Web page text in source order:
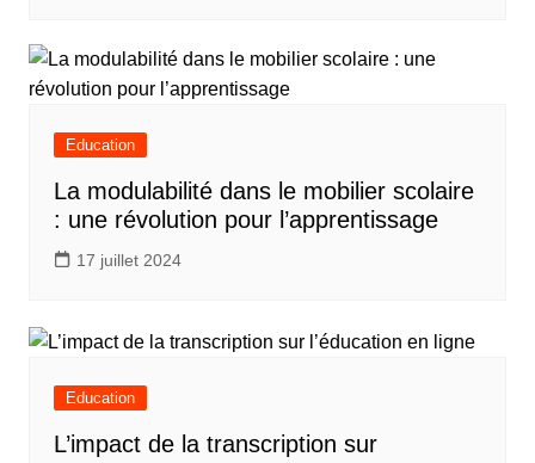
Education
La modulabilité dans le mobilier scolaire
: une révolution pour l’apprentissage
17 juillet 2024
Education
L’impact de la transcription sur